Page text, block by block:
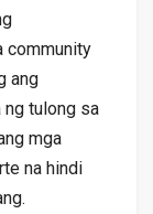
community
ang
tulong sa
mga
na hindi